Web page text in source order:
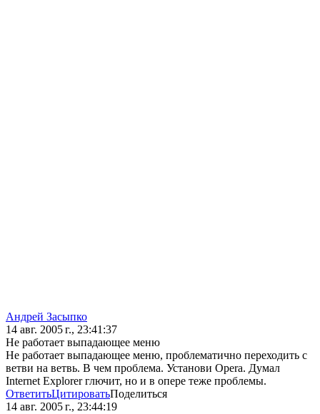
Андрей Засыпко
14 авг. 2005 г., 23:41:37
Не работает выпадающее меню
Не работает выпадающее меню, проблематично переходить с
ветви на ветвь. В чем проблема. Установи Opera. Думал
Internet Explorer глючит, но и в опере теже проблемы.
ОтветитьЦитироватьПоделиться
14 авг. 2005 г., 23:44:19